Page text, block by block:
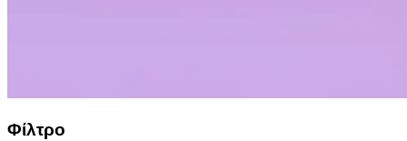
Φίλτρο